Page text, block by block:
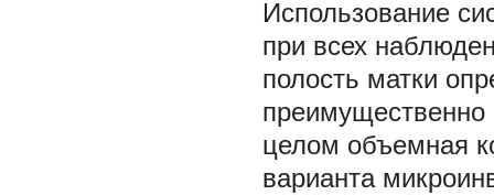
Использование
при всех
полость матки
целом объемная
варианта